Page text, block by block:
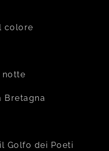
colore
notte
Bretagna
Golfo dei Poeti